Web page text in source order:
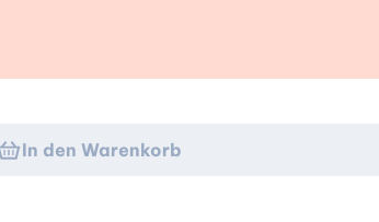
In den Warenkorb